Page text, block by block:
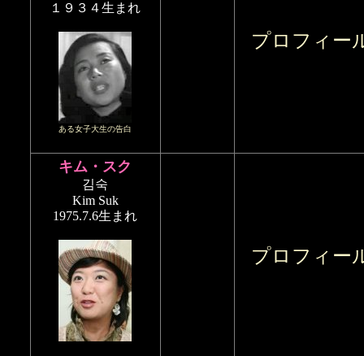
１９３４生まれ
ある女子大生の告白
プロフィー
キム・スク
김숙
Kim Suk
1975.7.6生まれ
プロフィー